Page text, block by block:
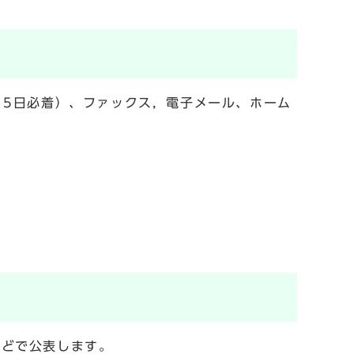
必着）、ファックス，電子メール、ホーム
で公表します。